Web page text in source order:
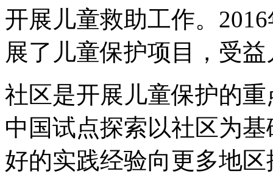
开展儿童救助工作。
展了儿童保护项目，受
社区是开展儿童保护的
中国试点探索以社区为
好的实践经验向更多地区